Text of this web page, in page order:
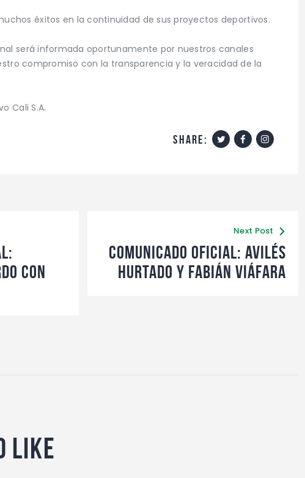
éxitos en la continuidad de sus proyectos deportivos.
será informada oportunamente por nuestros canales
compromiso con la transparencia y la veracidad de la
Cali S.A.
share:
con
Next Post
Comunicado oficial: Avilés
Hurtado y Fabián Viáfara
Like